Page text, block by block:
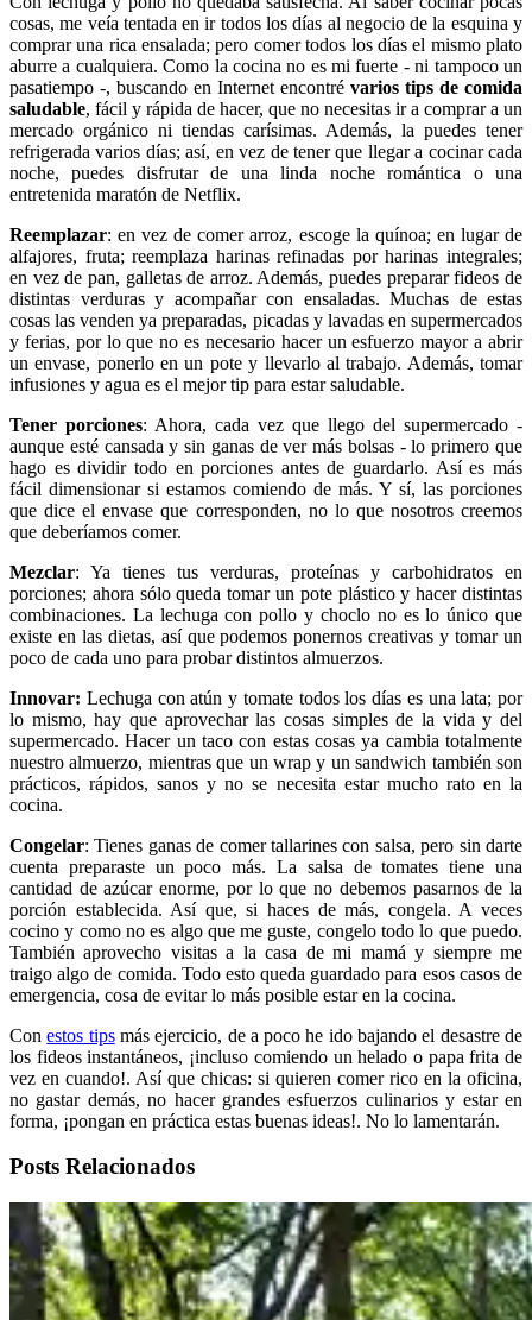
cosas, me veía tentada en ir todos los días al negocio de la esquina y
comprar una rica ensalada; pero comer todos los días el mismo plato
aburre a cualquiera. Como la cocina no es mi fuerte - ni tampoco un
pasatiempo -, buscando en Internet encontré varios tips de comida
saludable, fácil y rápida de hacer, que no necesitas ir a comprar a un
mercado orgánico ni tiendas carísimas. Además, la puedes tener
refrigerada varios días; así, en vez de tener que llegar a cocinar cada
noche, puedes disfrutar de una linda noche romántica o una
entretenida maratón de Netflix.
Reemplazar: en vez de comer arroz, escoge la quínoa; en lugar de
alfajores, fruta; reemplaza harinas refinadas por harinas integrales;
en vez de pan, galletas de arroz. Además, puedes preparar fideos de
distintas verduras y acompañar con ensaladas. Muchas de estas
cosas las venden ya preparadas, picadas y lavadas en supermercados
y ferias, por lo que no es necesario hacer un esfuerzo mayor a abrir
un envase, ponerlo en un pote y llevarlo al trabajo. Además, tomar
infusiones y agua es el mejor tip para estar saludable.
Tener porciones: Ahora, cada vez que llego del supermercado -
aunque esté cansada y sin ganas de ver más bolsas - lo primero que
hago es dividir todo en porciones antes de guardarlo. Así es más
fácil dimensionar si estamos comiendo de más. Y sí, las porciones
que dice el envase que corresponden, no lo que nosotros creemos
que deberíamos comer.
Mezclar: Ya tienes tus verduras, proteínas y carbohidratos en
porciones; ahora sólo queda tomar un pote plástico y hacer distintas
combinaciones. La lechuga con pollo y choclo no es lo único que
existe en las dietas, así que podemos ponernos creativas y tomar un
poco de cada uno para probar distintos almuerzos.
Innovar: Lechuga con atún y tomate todos los días es una lata; por
lo mismo, hay que aprovechar las cosas simples de la vida y del
supermercado. Hacer un taco con estas cosas ya cambia totalmente
nuestro almuerzo, mientras que un wrap y un sandwich también son
prácticos, rápidos, sanos y no se necesita estar mucho rato en la
cocina.
Congelar: Tienes ganas de comer tallarines con salsa, pero sin darte
cuenta preparaste un poco más. La salsa de tomates tiene una
cantidad de azúcar enorme, por lo que no debemos pasarnos de la
porción establecida. Así que, si haces de más, congela. A veces
cocino y como no es algo que me guste, congelo todo lo que puedo.
También aprovecho visitas a la casa de mi mamá y siempre me
traigo algo de comida. Todo esto queda guardado para esos casos de
emergencia, cosa de evitar lo más posible estar en la cocina.
Conestos tipsmás ejercicio, de a poco he ido bajando el desastre de
los fideos instantáneos, ¡incluso comiendo un helado o papa frita de
vez en cuando!. Así que chicas: si quieren comer rico en la oficina,
no gastar demás, no hacer grandes esfuerzos culinarios y estar en
forma, ¡pongan en práctica estas buenas ideas!. No lo lamentarán.
Posts Relacionados